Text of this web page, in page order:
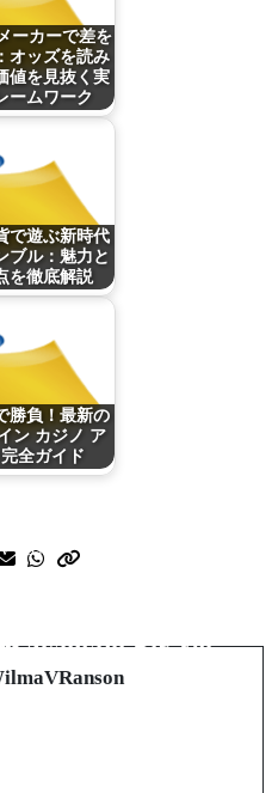
ーカーで差を
オッズを読み
値を見抜く実
ームワーク
で遊ぶ新時代
ブル：魅力と
を徹底解説
勝負！最新の
ン カジノ ア
全ガイド
Post
Avantajlı Bir Yol